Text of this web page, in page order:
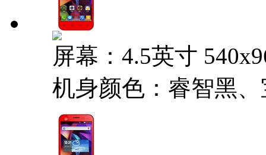
屏幕：4.5英寸
机身颜色：睿智黑